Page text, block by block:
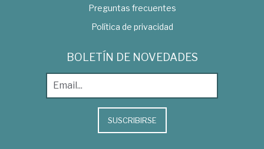
Preguntas frecuentes
Política de privacidad
BOLETÍN DE NOVEDADES
SUSCRIBIRSE